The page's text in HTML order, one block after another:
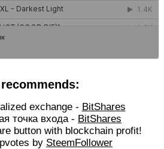
exchange - BitShares
точка входа - BitShares
button with blockchain profit!
by SteemFollower